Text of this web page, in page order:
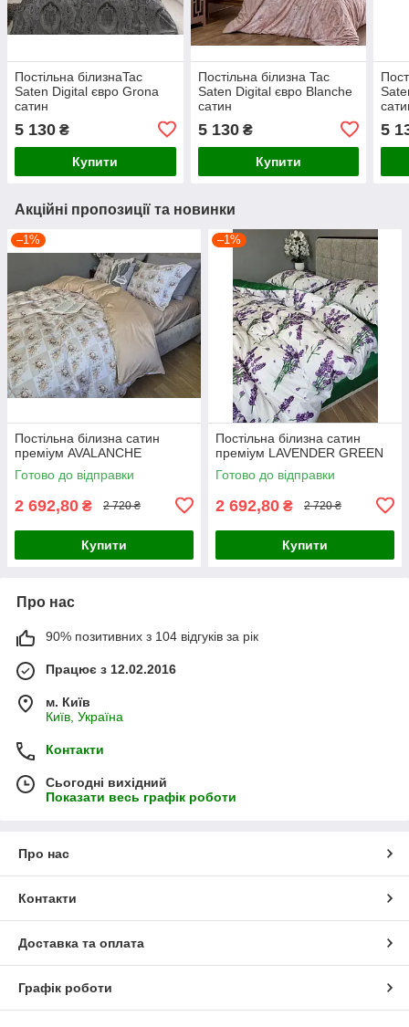
Постільна білизнаTac
Saten Digital євро Grona
сатин
5 130 ₴
Купити
Постільна білизна Tac
Saten Digital євро Blanche
сатин
5 130₴
Купити
5
Акційні пропозиції та новинки
–1%
Постільна білизна сатин
преміум AVALANCHE
Готово до відправки
2 692,80 ₴ 2 720 ₴
Купити
–1%
Постільна білизна сатин
преміум LAVENDER GREEN
Готово до відправки
2 692,80 ₴ 2 720 ₴
Купити
Про нас
90% позитивних з 104 відгуків за рік
Працює з 12.02.2016
м. Київ
Київ, Україна
Контакти
Сьогодні вихідний
Показати весь графік роботи
Про нас
Контакти
Доставка та оплата
Графік роботи